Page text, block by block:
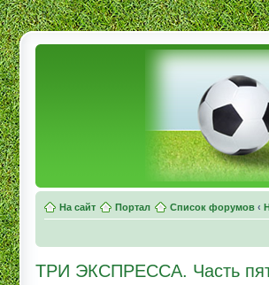
На сайт Портал Список форумов ‹
ТРИ ЭКСПРЕССА. Часть